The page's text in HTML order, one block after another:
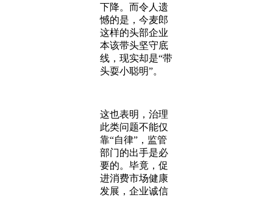
下降。而令人遗
憾的是，今麦郎
这样的头部企业
本该带头坚守底
线，现实却是“带
头耍小聪明”。
这也表明，治理
此类问题不能仅
靠“自律”，监管
部门的出手是必
要的。毕竟，促
进消费市场健康
发展，企业诚信